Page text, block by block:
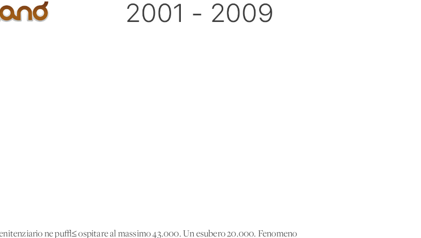
ne pu√≤ ospitare al massimo 43.000. Un esubero 20.000. Fenomeno